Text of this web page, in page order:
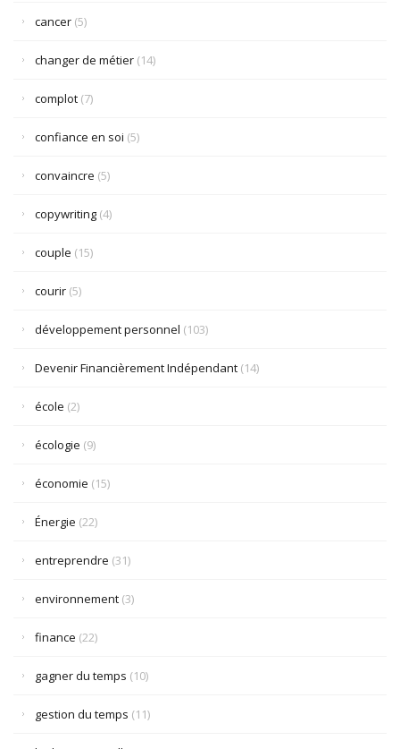
cancer (5)
changer de métier (14)
complot (7)
confiance en soi (5)
convaincre (5)
copywriting (4)
couple (15)
courir (5)
développement personnel (103)
Devenir Financièrement Indépendant (14)
école (2)
écologie (9)
économie (15)
Énergie (22)
entreprendre (31)
environnement (3)
finance (22)
gagner du temps (10)
gestion du temps (11)